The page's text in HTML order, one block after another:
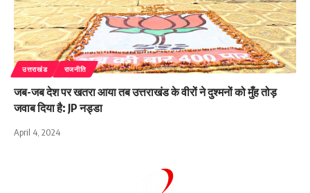
उत्तराखंड राजनीति
जब-जब देश पर खतरा आया तब उत्तराखंड के वीरों ने दुश्मनों को मुँह तोड़
जवाब दिया है: JP नड्डा
April 4, 2024